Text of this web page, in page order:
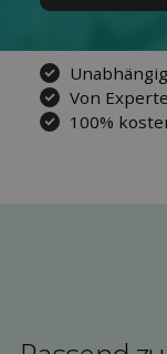
Unabhängig
Von
100%